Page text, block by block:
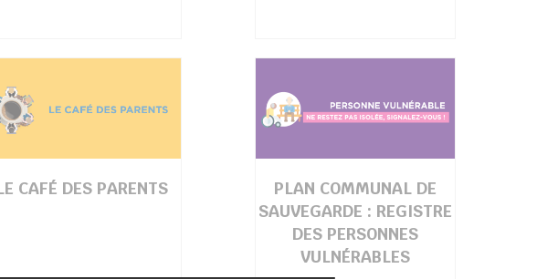
CAFÉ DES PARENTS
PLAN COMMUNAL DE
SAUVEGARDE : REGISTRE
DES PERSONNES
VULNÉRABLES